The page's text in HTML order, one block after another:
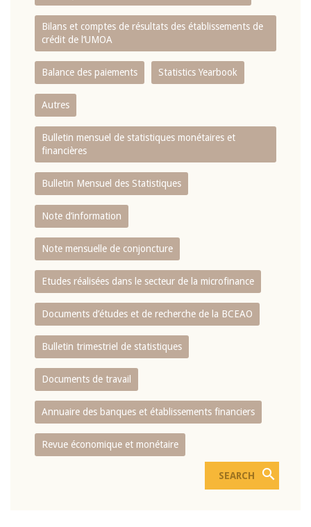
Bilans et comptes de résultats des établissements de
crédit de l‘UMOA
Balance des paiements Statistics Yearbook
Autres
Bulletin mensuel de statistiques monétaires et
financières
Bulletin Mensuel des Statistiques
Note d’information
Note mensuelle de conjoncture
Etudes réalisées dans le secteur de la microfinance
Documents d’études et de recherche de la BCEAO
Bulletin trimestriel de statistiques
Documents de travail
Annuaire des banques et établissements financiers
Revue économique et monétaire